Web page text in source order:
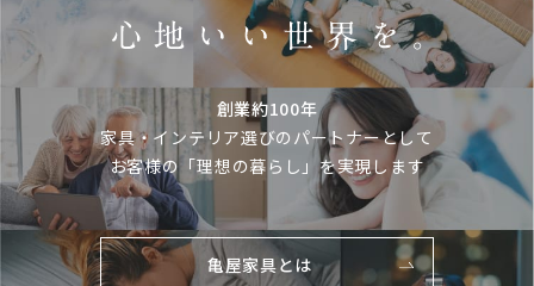
創業約100年
家具・インテリア選びのパートナーとして
お客様の「理想の暮らし」を実現します
亀屋家具とは